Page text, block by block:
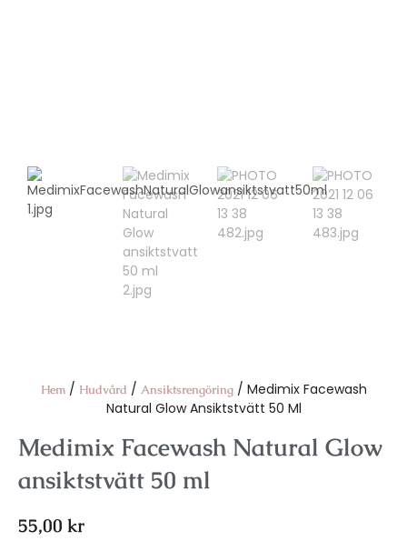
Hem/ Hudvård / Ansiktsrengöring/ Medimix Facewash
Natural Glow Ansiktstvätt 50 Ml
Medimix Facewash Natural Glow
ansiktstvätt 50 ml
55,00 kr